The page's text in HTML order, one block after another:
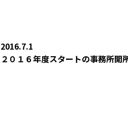
2016.7.1
２０１６年度スタートの事務所開